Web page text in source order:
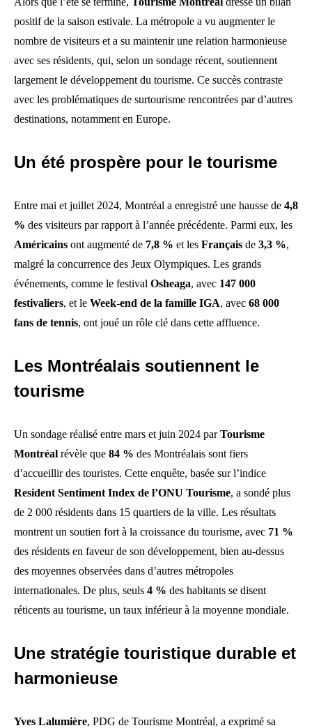
positif de la saison estivale. La métropole a vu augmenter le
nombre de visiteurs et a su maintenir une relation harmonieuse
avec ses résidents, qui, selon un sondage récent, soutiennent
largement le développement du tourisme. Ce succès contraste
avec les problématiques de surtourisme rencontrées par d’autres
destinations, notamment en Europe.
Un été prospère pour le tourisme
Entre mai et juillet 2024, Montréal a enregistré une hausse de 4,8
% des visiteurs par rapport à l’année précédente. Parmi eux, les
Américains ont augmenté de 7,8 % et les Français de 3,3 %,
malgré la concurrence des Jeux Olympiques. Les grands
événements, comme le festival Osheaga, avec 147 000
festivaliers, et le Week-end de la famille IGA, avec 68 000
fans de tennis, ont joué un rôle clé dans cette affluence.
Les Montréalais soutiennent le
tourisme
Un sondage réalisé entre mars et juin 2024 parTourisme
Montréal révèle que 84 % des Montréalais sont fiers
d’accueillir des touristes. Cette enquête, basée sur l’indice
Resident Sentiment Index de l’ONU Tourisme, a sondé plus
de 2 000 résidents dans 15 quartiers de la ville. Les résultats
montrent un soutien fort à la croissance du tourisme, avec 71 %
des résidents en faveur de son développement, bien au-dessus
des moyennes observées dans d’autres métropoles
internationales. De plus, seuls 4 % des habitants se disent
réticents au tourisme, un taux inférieur à la moyenne mondiale.
Une stratégie touristique durable et
harmonieuse
Yves Lalumière, PDG de Tourisme Montréal, a exprimé sa